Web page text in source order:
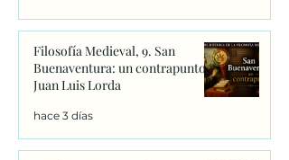
Filosofía Medieval, 9. San
Buenaventura: un contrapunto.
Juan Luis Lorda
hace 3 días